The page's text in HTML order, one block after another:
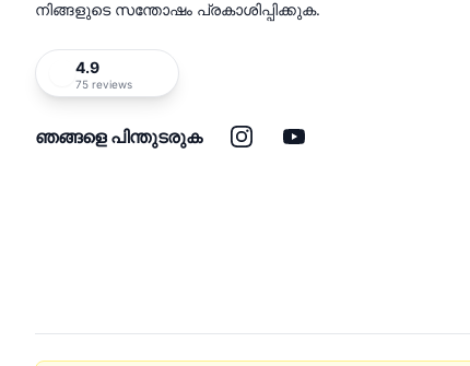
നിങ്ങളുടെ സന്തോഷം പ്രകാശിപ്പിക്കുക.
4.9
75 reviews
ഞങ്ങളെ പിന്തുടരുക ഇൻസ്റ്റാഗ്രാം
യൂട്യൂബ്